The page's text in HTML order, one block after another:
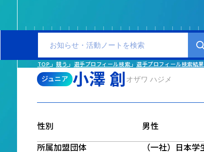
TOP 競う 選手プロフィール検索 選手プロフィール検索結果
ジュニア 小澤 創オザワ ハジメ
性別
男性
所属加盟団体
（一社）日本